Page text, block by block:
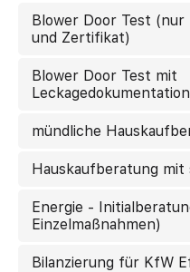
Blower Door Test
und Zertifikat)
Blower Door Test mit
mündliche
Hauskaufberatung
Energie -
Einzelmaßnahmen)
Bilanzierung für KfW